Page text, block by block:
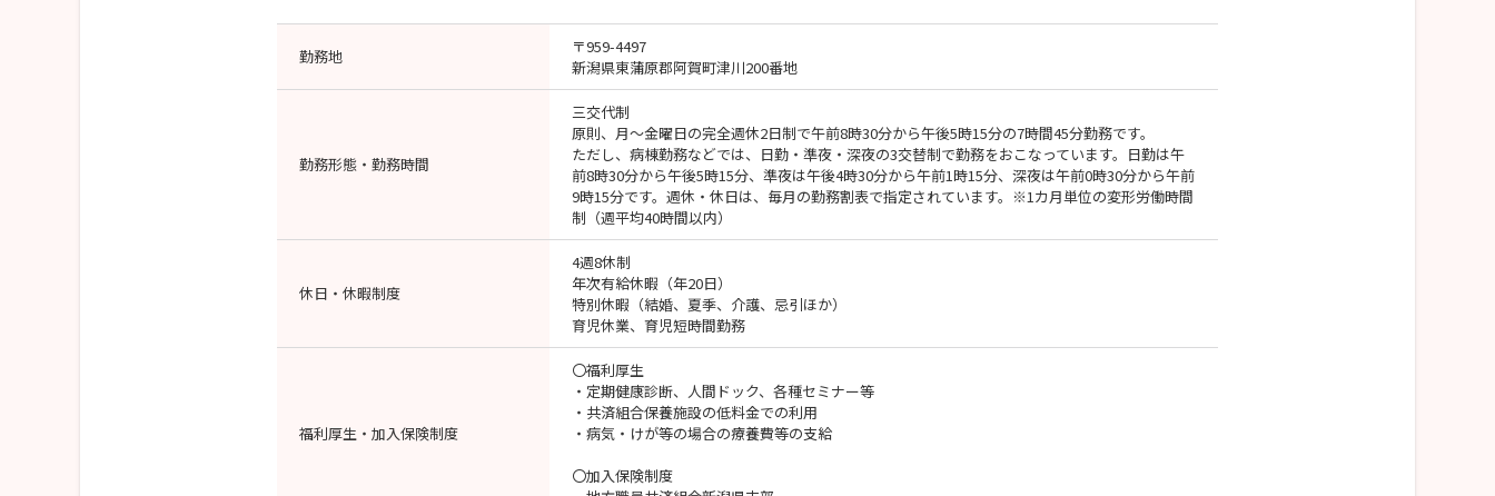
勤務地
〒959-4497
新潟県東蒲原郡阿賀町津川200番地
勤務形態・勤務時間
三交代制
原則、月～金曜日の完全週休2日制で午前8時30分から午後5時15分の7時間45分勤務です。
ただし、病棟勤務などでは、日勤・準夜・深夜の3交替制で勤務をおこなっています。日勤は午
前8時30分から午後5時15分、準夜は午後4時30分から午前1時15分、深夜は午前0時30分から午前
9時15分です。週休・休日は、毎月の勤務割表で指定されています。※1カ月単位の変形労働時間
制（週平均40時間以内）
休日・休暇制度
4週8休制
年次有給休暇（年20日）
特別休暇（結婚、夏季、介護、忌引ほか）
育児休業、育児短時間勤務
福利厚生・加入保険制度
〇福利厚生
・定期健康診断、人間ドック、各種セミナー等
・共済組合保養施設の低料金での利用
・病気・けが等の場合の療養費等の支給
〇加入保険制度